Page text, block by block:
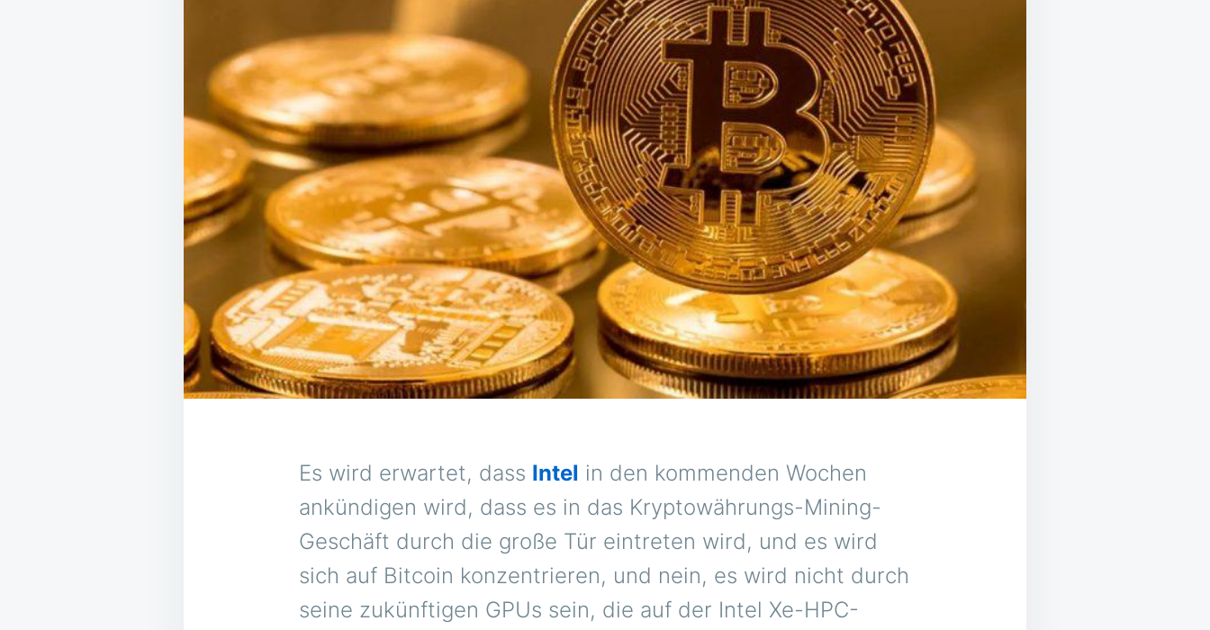
MINING
Es wird erwartet, dass Intel in den kommenden Wochen
ankündigen wird, dass es in das Kryptowährungs-Mining-
Geschäft durch die große Tür eintreten wird, und es wird
sich auf Bitcoin konzentrieren, und nein, es wird nicht durch
seine zukünftigen GPUs sein, die auf der Intel Xe-HPC-